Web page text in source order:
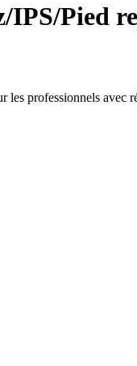
Pied
professionnels avec